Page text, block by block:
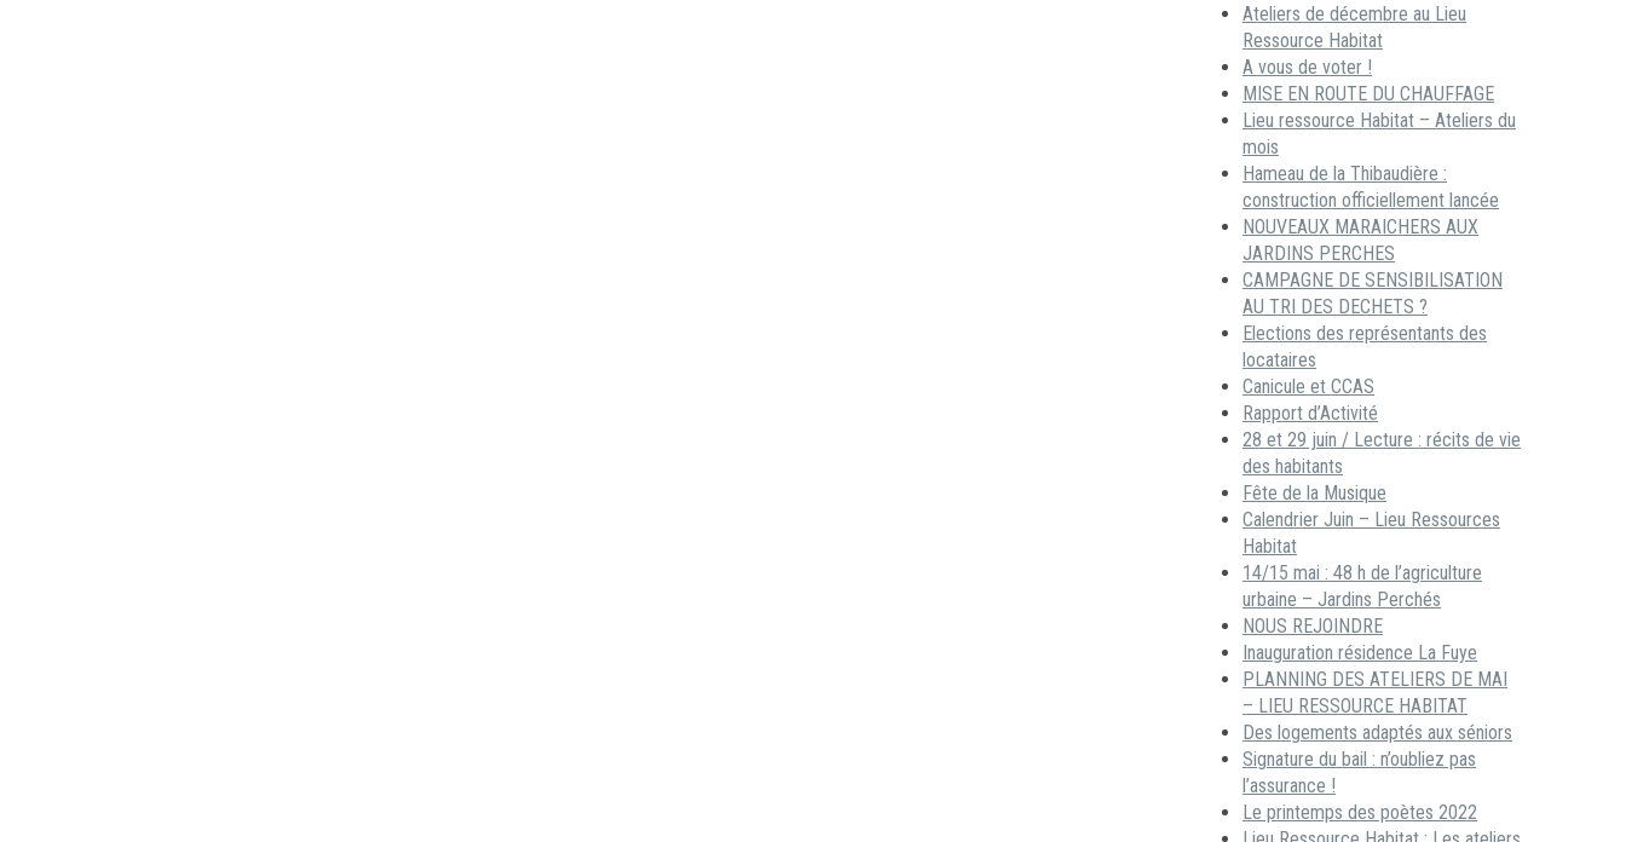
Ateliers de décembre au Lieu
Ressource Habitat
A vous de voter !
MISE EN ROUTE DU CHAUFFAGE
Lieu ressource Habitat – Ateliers du
mois
Hameau de la Thibaudière :
construction officiellement lancée
NOUVEAUX MARAICHERS AUX
JARDINS PERCHES
CAMPAGNE DE SENSIBILISATION
AU TRI DES DECHETS ?
Elections des représentants des
locataires
Canicule et CCAS
Rapport d’Activité
28 et 29 juin / Lecture : récits de vie
des habitants
Fête de la Musique
Calendrier Juin – Lieu Ressources
Habitat
14/15 mai : 48 h de l’agriculture
urbaine – Jardins Perchés
NOUS REJOINDRE
Inauguration résidence La Fuye
PLANNING DES ATELIERS DE MAI
– LIEU RESSOURCE HABITAT
Des logements adaptés aux séniors
Signature du bail : n’oubliez pas
l’assurance !
Le printemps des poètes 2022